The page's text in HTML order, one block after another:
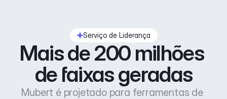
Serviço de Liderança
Mais de 200 milhões
de faixas geradas
Mubert é projetado para ferramentas de